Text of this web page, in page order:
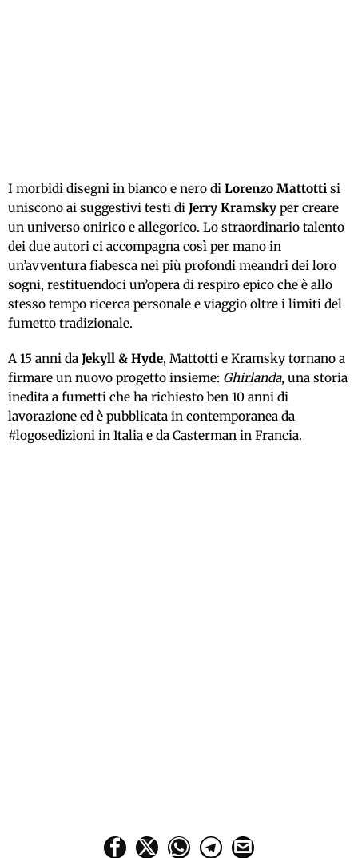
I morbidi disegni in bianco e nero di Lorenzo Mattotti si
uniscono ai suggestivi testi di Jerry Kramsky per creare
un universo onirico e allegorico. Lo straordinario talento
dei due autori ci accompagna così per mano in
un’avventura fiabesca nei più profondi meandri dei loro
sogni, restituendoci un’opera di respiro epico che è allo
stesso tempo ricerca personale e viaggio oltre i limiti del
fumetto tradizionale.
A 15 anni da Jekyll & Hyde, Mattotti e Kramsky tornano a
firmare un nuovo progetto insieme: Ghirlanda, una storia
inedita a fumetti che ha richiesto ben 10 anni di
lavorazione ed è pubblicata in contemporanea da
#logosedizioni in Italia e da Casterman in Francia.